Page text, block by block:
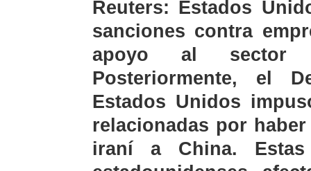
Reuters: Estados
sanciones contra
apoyo al sector
Posteriormente, el
Estados Unidos
relacionadas por
iraní a China.